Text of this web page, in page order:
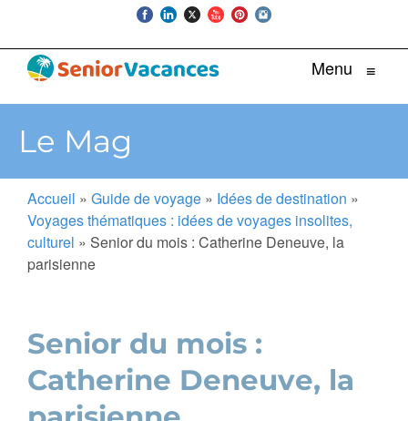
Menu ≡
Le Mag
Accueil » Guide de voyage » Idées de destination »
Voyages thématiques : idées de voyages insolites,
culturel » Senior du mois : Catherine Deneuve, la
parisienne
Senior du mois :
Catherine Deneuve, la